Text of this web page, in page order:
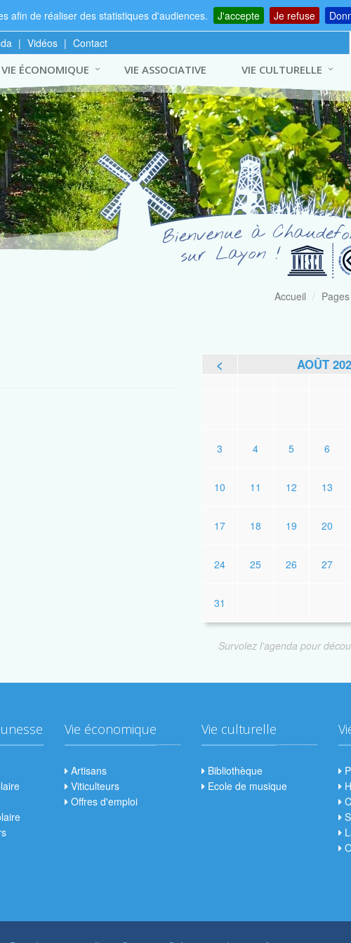
afin de réaliser des statistiques d'audiences. J'accepte Je refuse
| Vidéos | Contact
VIE ÉCONOMIQUE VIE ASSOCIATIVE VIE CULTURELLE
Accueil
< AOÛT
3 4 5 6
10 11 12 13
17 18 19 20
24 25 26 27
31
Survolez l'agenda pour
Vie économique
Artisans
Viticulteurs
Offres d'emploi
Vie culturelle
Bibliothèque
Ecole de musique